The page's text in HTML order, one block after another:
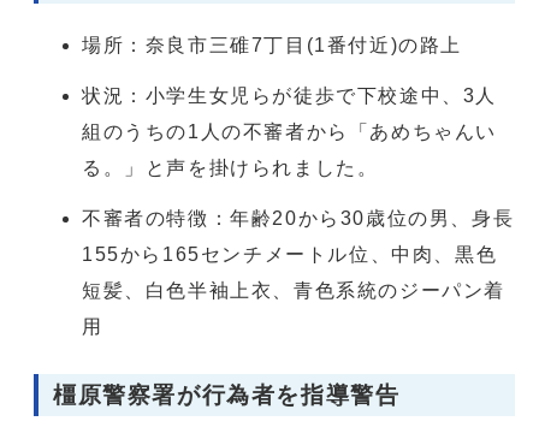
場所：奈良市三碓7丁目(1番付近)の路上
状況：小学生女児らが徒歩で下校途中、3人
組のうちの1人の不審者から「あめちゃんい
る。」と声を掛けられました。
不審者の特徴：年齢20から30歳位の男、身長
155から165センチメートル位、中肉、黒色
短髪、白色半袖上衣、青色系統のジーパン着
用
橿原警察署が行為者を指導警告